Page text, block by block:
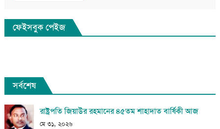
ফেইসবুক পেইজ
সর্বশেষ
রাষ্ট্রপতি জিয়াউর রহমানের ৪৫তম শাহাদাত বার্ষিকী আজ
মে ৩১, ২০২৬